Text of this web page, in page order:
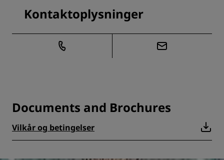
Kontaktoplysninger
Documents and Brochures
Vilkår og betingelser